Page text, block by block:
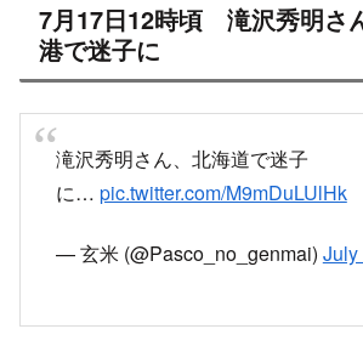
7月17日12時頃 滝沢秀明
港で迷子に
滝沢秀明さん、北海道で迷子
に… pic.twitter.com/M9mDuLUlHk
— 玄米 (@Pasco_no_genmai) July